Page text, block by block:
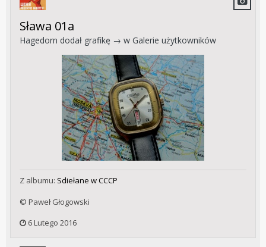
Sława 01a
Hagedorn dodał grafikę → w Galerie użytkowników
Z albumu: Sdiełane w CCCP
© Paweł Głogowski
6 Lutego 2016